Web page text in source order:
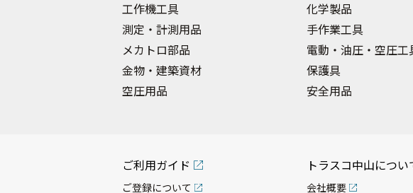
工作機工具
測定・計測用品
メカトロ部品
金物・建築資材
空圧用品
化学製品
手作業工具
電動・油圧・空圧工
保護具
安全用品
ご利用ガイド
ご登録について
トラスコ中山につい
会社概要